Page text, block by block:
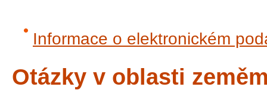
Informace o elektronickém
Otázky v oblasti